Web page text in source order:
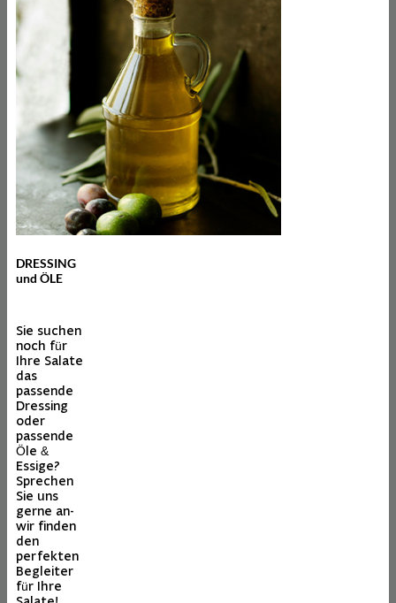
DRESSING
und ÖLE
Sie suchen
noch für
Ihre Salate
das
passende
Dressing
oder
passende
Öle &
Essige?
Sprechen
Sie uns
gerne an-
wir finden
den
perfekten
Begleiter
für Ihre